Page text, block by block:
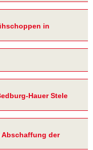
in
Hauer Stele
Abschaffung der